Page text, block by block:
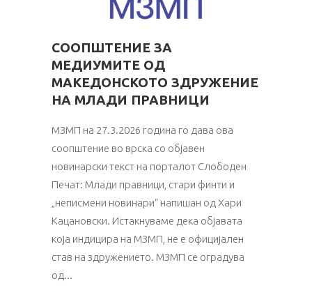
СООПШТЕНИЕ ЗА
МЕДИУМИТЕ ОД
МАКЕДОНСКОТО ЗДРУЖЕНИЕ
НА МЛАДИ ПРАВНИЦИ
МЗМП на 27.3.2026 година го дава ова
соопштение во врска со објавен
новинарски текст на порталот Слободен
Печат: Млади правници, стари финти и
„неписмени новинари“ напишан од Хари
Кацановски. Истакнуваме дека објавата
која индицира на МЗМП, не е официјален
став на здружението. МЗМП се оградува
од